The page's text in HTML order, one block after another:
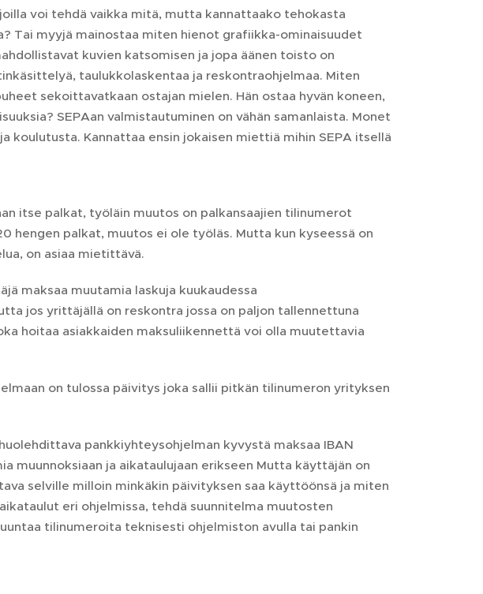
voi tehdä vaikka mitä, mutta kannattaako tehokasta
Tai myyjä mainostaa miten hienot grafiikka-ominaisuudet
kuvien katsomisen ja jopa äänen toisto on
taulukkolaskentaa ja reskontraohjelmaa. Miten
sekoittavatkaan ostajan mielen. Hän ostaa hyvän koneen,
SEPAan valmistautuminen on vähän samanlaista. Monet
koulutusta. Kannattaa ensin jokaisen miettiä mihin SEPA itsellä
itse palkat, työläin muutos on palkansaajien tilinumerot
hengen palkat, muutos ei ole työläs. Mutta kun kyseessä on
on asiaa mietittävä.
maksaa muutamia laskuja kuukaudessa
jos yrittäjällä on reskontra jossa on paljon tallennettuna
hoitaa asiakkaiden maksuliikennettä voi olla muutettavia
on tulossa päivitys joka sallii pitkän tilinumeron yrityksen
pankkiyhteysohjelman kyvystä maksaa IBAN
muunnoksiaan ja aikataulujaan erikseen Mutta käyttäjän on
selville milloin minkäkin päivityksen saa käyttöönsä ja miten
eri ohjelmissa, tehdä suunnitelma muutosten
tilinumeroita teknisesti ohjelmiston avulla tai pankin